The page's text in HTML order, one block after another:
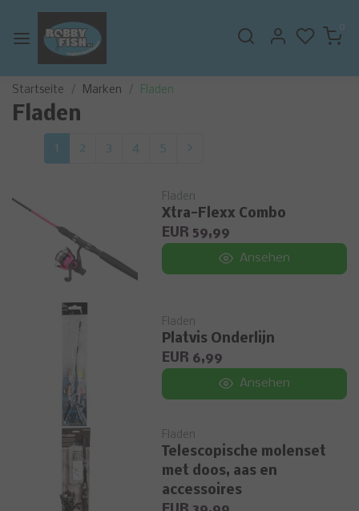
0
Startseite Marken Fladen
Fladen
1 2 3 4 5
Fladen
Xtra-Flexx Combo
EUR 59,99
Ansehen
Fladen
Platvis Onderlijn
EUR 6,99
Ansehen
Fladen
Telescopische molenset
met doos, aas en
accessoires